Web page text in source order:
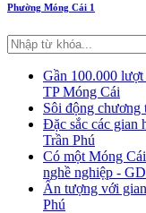
Phường Móng Cái 1
Gần 100.000 lượt
TP Móng Cái
Sôi động chương
Đặc sắc các gian
Trần Phú
Có một Móng
nghề nghiệp -
Ấn tượng với
Phú